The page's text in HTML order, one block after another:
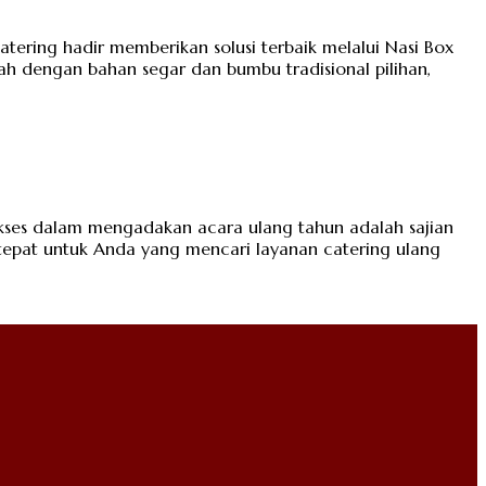
hadir memberikan solusi terbaik melalui Nasi Box
dengan bahan segar dan bumbu tradisional pilihan,
dalam mengadakan acara ulang tahun adalah sajian
untuk Anda yang mencari layanan catering ulang